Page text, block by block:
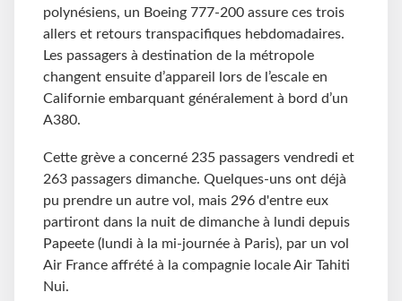
polynésiens, un Boeing 777-200 assure ces trois
allers et retours transpacifiques hebdomadaires.
Les passagers à destination de la métropole
changent ensuite d’appareil lors de l’escale en
Californie embarquant généralement à bord d’un
A380.
Cette grève a concerné 235 passagers vendredi et
263 passagers dimanche. Quelques-uns ont déjà
pu prendre un autre vol, mais 296 d'entre eux
partiront dans la nuit de dimanche à lundi depuis
Papeete (lundi à la mi-journée à Paris), par un vol
Air France affrété à la compagnie locale Air Tahiti
Nui.